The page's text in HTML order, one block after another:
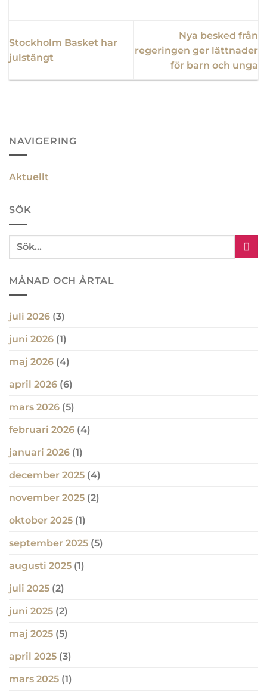
Stockholm Basket har
julstängt
Nya besked från
regeringen ger lättnader
för barn och unga
NAVIGERING
Aktuellt
SÖK
MÅNAD OCH ÅRTAL
juli 2026 (3)
juni 2026 (1)
maj 2026 (4)
april 2026 (6)
mars 2026 (5)
februari 2026 (4)
januari 2026 (1)
december 2025 (4)
november 2025 (2)
oktober 2025 (1)
september 2025 (5)
augusti 2025 (1)
juli 2025 (2)
juni 2025 (2)
maj 2025 (5)
april 2025 (3)
mars 2025 (1)